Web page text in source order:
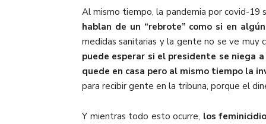
Al mismo tiempo, la pandemia por covid-19
hablan de un “rebrote” como si en
medidas sanitarias y la gente no se ve muy
puede esperar si el presidente se niega
quede en casa pero al mismo tiempo la
para recibir gente en la tribuna, porque el
Y mientras todo esto ocurre, los